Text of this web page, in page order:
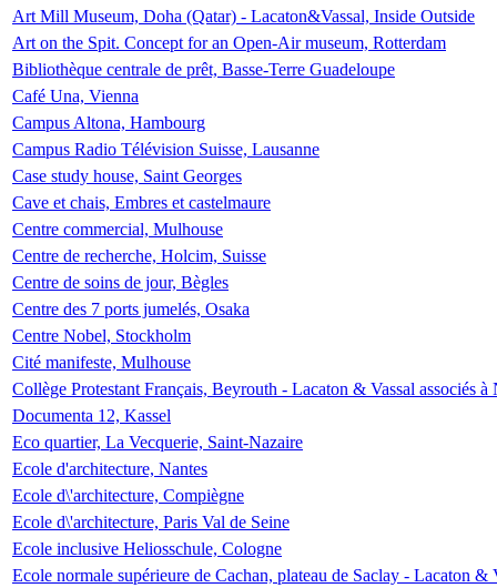
Art Mill Museum, Doha (Qatar) - Lacaton&Vassal, Inside Outside
Art on the Spit. Concept for an Open-Air museum, Rotterdam
Bibliothèque centrale de prêt, Basse-Terre Guadeloupe
Café Una, Vienna
Campus Altona, Hambourg
Campus Radio Télévision Suisse, Lausanne
Case study house, Saint Georges
Cave et chais, Embres et castelmaure
Centre commercial, Mulhouse
Centre de recherche, Holcim, Suisse
Centre de soins de jour, Bègles
Centre des 7 ports jumelés, Osaka
Centre Nobel, Stockholm
Cité manifeste, Mulhouse
Collège Protestant Français, Beyrouth - Lacaton & Vassal associés
Documenta 12, Kassel
Eco quartier, La Vecquerie, Saint-Nazaire
Ecole d'architecture, Nantes
Ecole d\'architecture, Compiègne
Ecole d\'architecture, Paris Val de Seine
Ecole inclusive Heliosschule, Cologne
Ecole normale supérieure de Cachan, plateau de Saclay - Lacaton &